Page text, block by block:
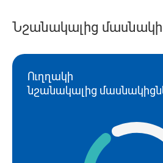
Նշանակալից
Ուղղակի
նշանակալից